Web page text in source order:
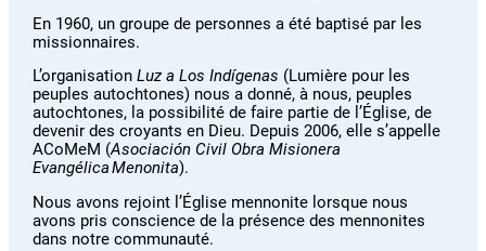
En 1960, un groupe de personnes a été baptisé par les
missionnaires.
L’organisationLuz a Los Indígenas (Lumière pour les
peuples autochtones) nous a donné, à nous, peuples
autochtones, la possibilité de faire partie de l’Église, de
devenir des croyants en Dieu. Depuis 2006, elle s’appelle
ACoMeM (Asociación Civil Obra Misionera
Evangélica Menonita).
Nous avons rejoint l’Église mennonite lorsque nous
avons pris conscience de la présence des mennonites
dans notre communauté.